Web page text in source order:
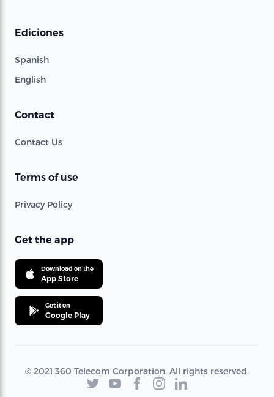
Ediciones
Spanish
English
Contact
Contact Us
Terms of use
Privacy Policy
Get the app
Download on the
App Store
Get it on
Google Play
© 2021 360 Telecom Corporation. All rights reserved.